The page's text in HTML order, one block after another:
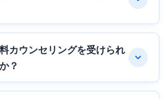
カウンセリングを受けられ
？